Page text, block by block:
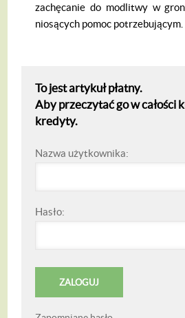
zachęcanie do modlitwy w
niosących pomoc potrzebującym.
To jest artykuł płatny.
Aby przeczytać go w całości
kredyty.
Nazwa użytkownika:
Hasło: